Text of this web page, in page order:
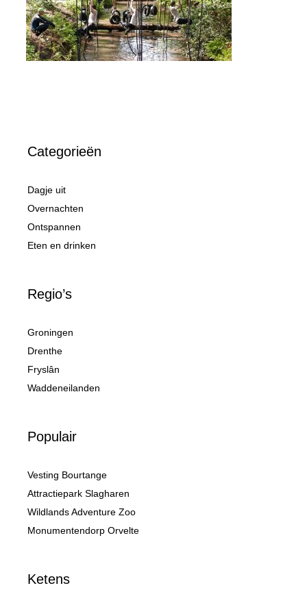
Categorieën
Dagje uit
Overnachten
Ontspannen
Eten en drinken
Regio’s
Groningen
Drenthe
Fryslân
Waddeneilanden
Populair
Vesting Bourtange
Attractiepark Slagharen
Wildlands Adventure Zoo
Monumentendorp Orvelte
Ketens